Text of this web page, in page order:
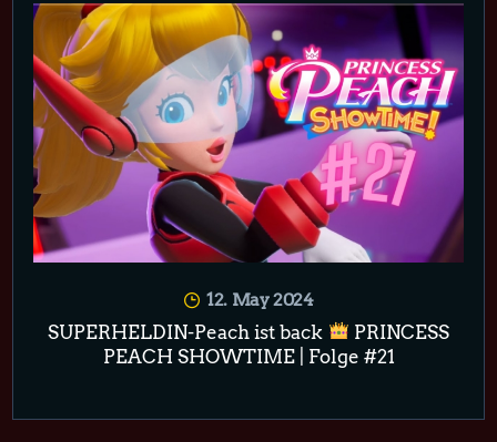
12. May 2024
SUPERHELDIN-Peach ist back
PRINCESS
PEACH SHOWTIME | Folge #21